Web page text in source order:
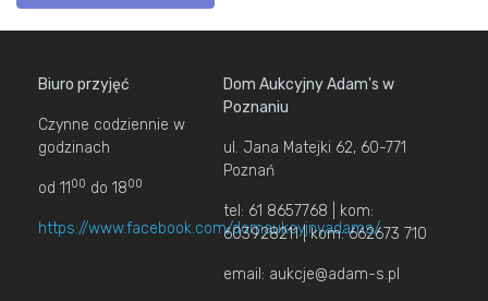
Biuro przyjęć
Czynne codziennie w
godzinach
od 11 00 do 1800
https://www.facebook.com/domaukcyjnyadams/
Dom Aukcyjny Adam's w
Poznaniu
ul. Jana Matejki 62, 60-771
Poznań
tel: 61 8657768 | kom:
603928211 | kom: 662673 710
email: aukcje@adam-s.pl